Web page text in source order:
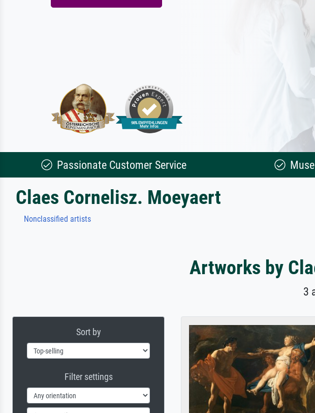
Passionate Customer Service
Claes Cornelisz. Moeyaert
Nonclassified artists
Artworks by
3
Sort by
Filter settings